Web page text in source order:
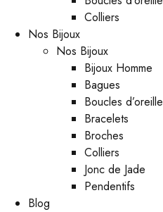
Colliers
Nos Bijoux
Nos Bijoux
Bijoux Homme
Bagues
Boucles d’oreille
Bracelets
Broches
Colliers
Jonc de Jade
Pendentifs
Blog